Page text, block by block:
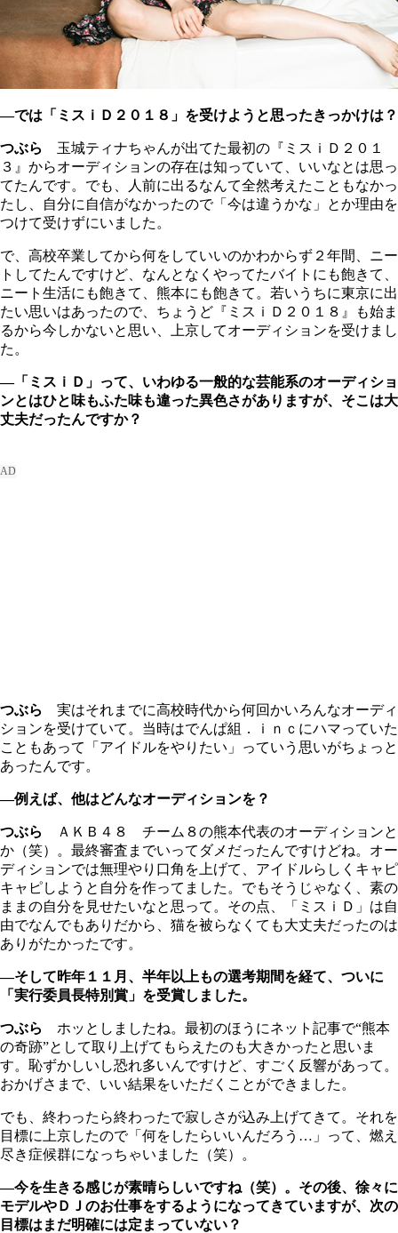
―では「ミスｉＤ２０１８」を受けようと思ったきっかけは？
つぶら
玉城ティナちゃんが出てた最初の『ミスｉＤ２０１
３』からオーディションの存在は知っていて、いいなとは思っ
てたんです。でも、人前に出るなんて全然考えたこともなかっ
たし、自分に自信がなかったので「今は違うかな」とか理由を
つけて受けずにいました。
で、高校卒業してから何をしていいのかわからず２年間、ニー
トしてたんですけど、なんとなくやってたバイトにも飽きて、
ニート生活にも飽きて、熊本にも飽きて。若いうちに東京に出
たい思いはあったので、ちょうど『ミスｉＤ２０１８』も始ま
るから今しかないと思い、上京してオーディションを受けまし
た。
―「ミスｉＤ」って、いわゆる一般的な芸能系のオーディショ
ンとはひと味もふた味も違った異色さがありますが、そこは大
丈夫だったんですか？
つぶら
実はそれまでに高校時代から何回かいろんなオーディ
ションを受けていて。当時はでんぱ組．ｉｎｃにハマっていた
こともあって「アイドルをやりたい」っていう思いがちょっと
あったんです。
―例えば、他はどんなオーディションを？
つぶら
ＡＫＢ４８ チーム８の熊本代表のオーディションと
か（笑）。最終審査までいってダメだったんですけどね。オー
ディションでは無理やり口角を上げて、アイドルらしくキャピ
キャピしようと自分を作ってました。でもそうじゃなく、素の
ままの自分を見せたいなと思って。その点、「ミスｉＤ」は自
由でなんでもありだから、猫を被らなくても大丈夫だったのは
ありがたかったです。
―そして昨年１１月、半年以上もの選考期間を経て、ついに
「実行委員長特別賞」を受賞しました。
つぶら
ホッとしましたね。最初のほうにネット記事で“熊本
の奇跡”として取り上げてもらえたのも大きかったと思いま
す。恥ずかしいし恐れ多いんですけど、すごく反響があって。
おかげさまで、いい結果をいただくことができました。
でも、終わったら終わったで寂しさが込み上げてきて。それを
目標に上京したので「何をしたらいいんだろう…」って、燃え
尽き症候群になっちゃいました（笑）。
―今を生きる感じが素晴らしいですね（笑）。その後、徐々に
モデルやＤＪのお仕事をするようになってきていますが、次の
目標はまだ明確には定まっていない？